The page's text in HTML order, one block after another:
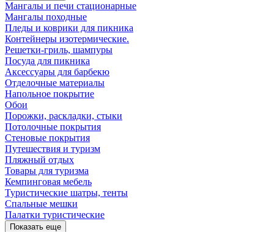
Мангалы и печи стационарные
Мангалы походные
Пледы и коврики для пикника
Контейнеры изотермические.
Решетки-гриль, шампуры
Посуда для пикника
Аксессуары для барбекю
Отделочные материалы
Напольное покрытие
Обои
Порожки, раскладки, стыки
Потолочные покрытия
Стеновые покрытия
Путешествия и туризм
Пляжный отдых
Товары для туризма
Кемпинговая мебель
Туристические шатры, тенты
Спальные мешки
Палатки туристические
Показать еще